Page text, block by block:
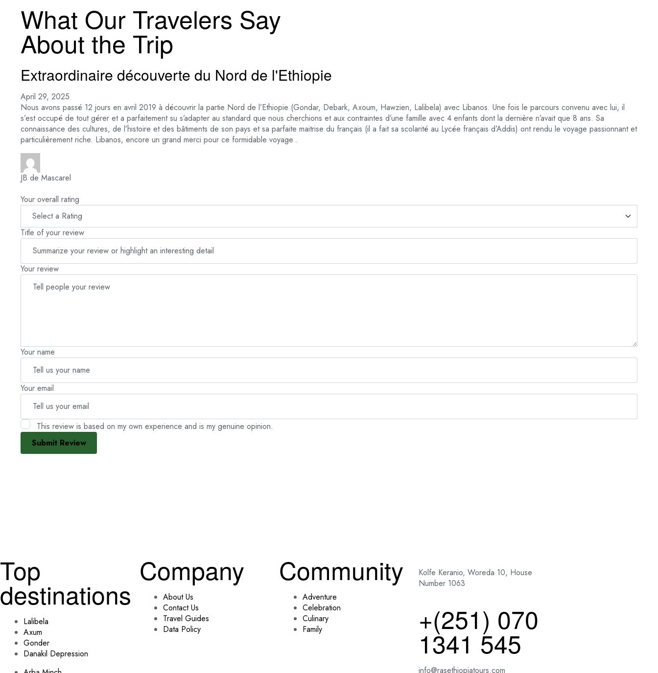
What Our Travelers Say
About the Trip
Extraordinaire découverte du Nord de l'Ethiopie
April 29, 2025
Nous avons passé 12 jours en avril 2019 à découvrir la partie Nord de l’Ethiopie (Gondar, Debark, Axoum, Hawzien, Lalibela) avec Libanos. Une fois le parcours convenu avec lui, il
s’est occupé de tout gérer et a parfaitement su s’adapter au standard que nous cherchions et aux contraintes d’une famille avec 4 enfants dont la dernière n’avait que 8 ans. Sa
connaissance des cultures, de l’histoire et des bâtiments de son pays et sa parfaite maitrise du français (il a fait sa scolarité au Lycée français d’Addis) ont rendu le voyage passionnant et
particulièrement riche. Libanos, encore un grand merci pour ce formidable voyage .
JB de Mascarel
Your overall rating
Title of your review
Your review
Your name
Your email
This review is based on my own experience and is my genuine opinion.
Submit Review
Top
destinations
Lalibela
Axum
Gonder
Danakil Depression
Company
About Us
Contact Us
Travel Guides
Data Policy
Community
Adventure
Celebration
Culinary
Family
Kolfe Keranio, Woreda 10, House
Number 1063
+(251) 070
1341 545
info@rasethiopiatours.com